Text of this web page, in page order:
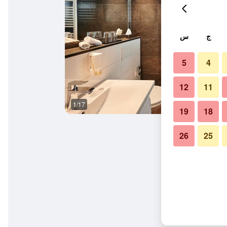
1/17
ج س
4
5
11
12
18
19
25
26